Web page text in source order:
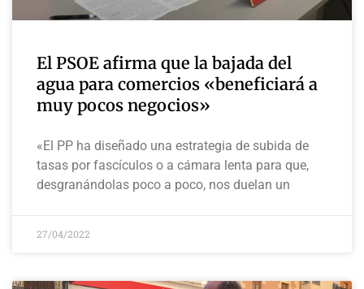
El PSOE afirma que la bajada del
agua para comercios «beneficiará a
muy pocos negocios»
«El PP ha diseñado una estrategia de subida de
tasas por fascículos o a cámara lenta para que,
desgranándolas poco a poco, nos duelan un
27/04/2022